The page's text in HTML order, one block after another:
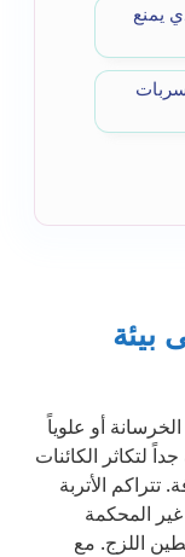
يمنع
بيئة
أو علوياً
لتكاثر الكائنات
تتراكم الأتربة
المحكمة
اللزج. مع